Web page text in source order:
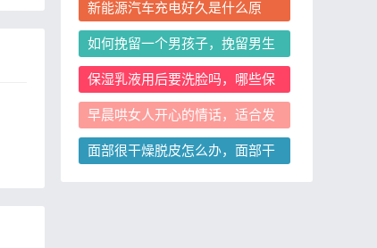
新能源汽车充电好久是什么原
因？怎么缩短充电等待时间？
如何挽留一个男孩子，挽留男生
时说什么更容易让他回头？
保湿乳液用后要洗脸吗，哪些保
湿乳液用后必须洗脸？
早晨哄女人开心的情话，适合发
微信的不踩雷实用短句有哪些
面部很干燥脱皮怎么办，面部干